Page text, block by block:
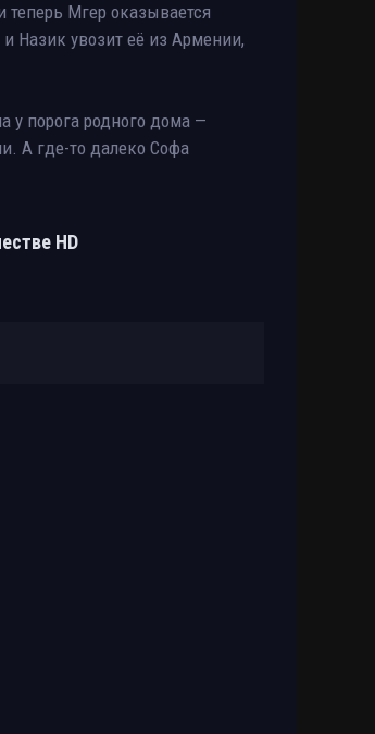
теперь Мгер оказывается
Назик увозит её из Армении,
у порога родного дома —
А где-то далеко Софа
HD